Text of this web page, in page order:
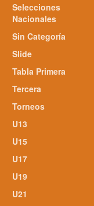
Selecciones
Nacionales
Sin Categoría
Slide
Tabla Primera
Tercera
Torneos
U13
U15
U17
U19
U21